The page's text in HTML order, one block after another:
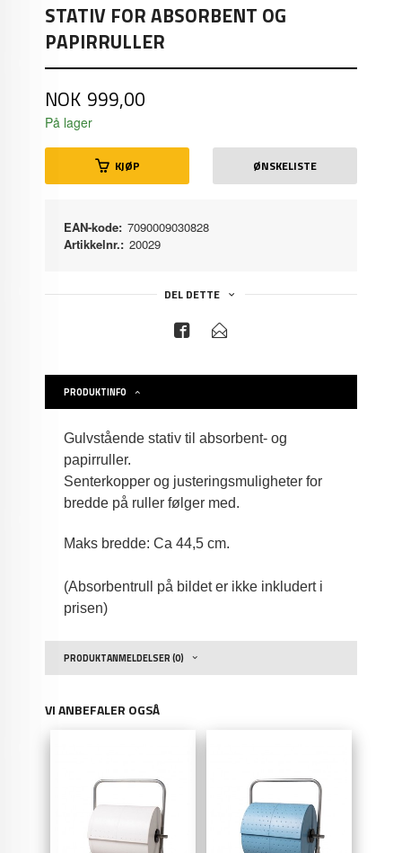
STATIV FOR ABSORBENT OG
PAPIRRULLER
Pris
NOK 999,00
På lager
KJØP ØNSKELISTE
EAN-kode: 7090009030828
Artikkelnr.: 20029
DEL DETTE
PRODUKTINFO
Gulvstående stativ til absorbent- og
papirruller.
Senterkopper og justeringsmuligheter for
bredde på ruller følger med.
Maks bredde: Ca 44,5 cm.
(Absorbentrull på bildet er ikke inkludert i
prisen)
PRODUKTANMELDELSER (0)
VI ANBEFALER OGSÅ